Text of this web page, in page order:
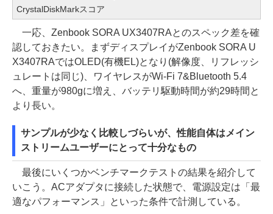
CrystalDiskMarkスコア
一応、Zenbook SORA UX3407RAとのスペック差を確
認しておきたい。まずディスプレイがZenbook SORA U
X3407RAではOLED(有機EL)となり(解像度、リフレッシ
ュレートは同じ)、ワイヤレスがWi-Fi 7&Bluetooth 5.4
へ、重量が980gに増え、バッテリ駆動時間が約29時間と
より長い。
サンプルが少なく比較しづらいが、性能自体はメイン
ストリームユーザーにとって十分なもの
最後にいくつかベンチマークテストの結果を紹介して
いこう。ACアダプタに接続した状態で、電源設定は「最
適なパフォーマンス」といった条件で計測している。